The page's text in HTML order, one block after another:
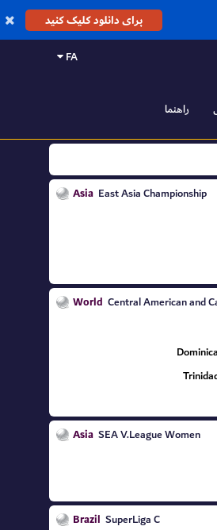
برای دانلود کلیک کنید
FA
راهنما
Asia East Asia Championship
World Central American and
Asia SEA V.League Women
Brazil SuperLiga C